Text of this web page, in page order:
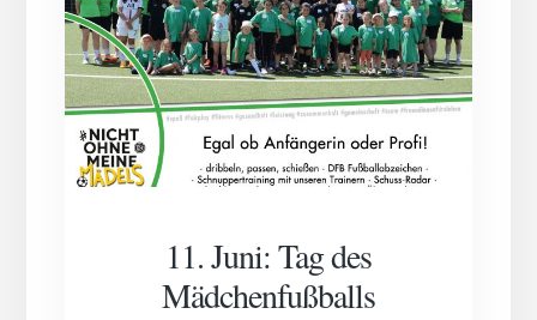
11. Juni: Tag des
Mädchenfußballs